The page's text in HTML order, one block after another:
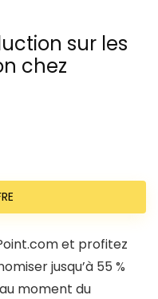
sur les
chez
et profitez
jusqu’à 55 %
moment du